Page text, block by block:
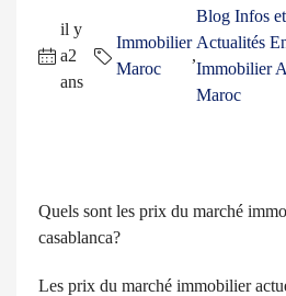
il y
a2
ans
Immobilier
Maroc
,
Blog Infos et
Actualités
Immobilier
Maroc
Quels sont les prix du marché
casablanca?
Les prix du marché immobilier